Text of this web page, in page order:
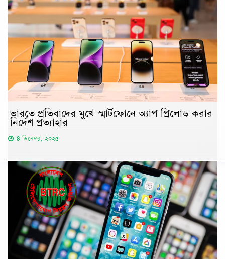
ভারতে প্রতিবাদের মুখে স্মার্টফোনে অ্যাপ প্রিলোড করার
নির্দেশ প্রত্যাহার
৪ ডিসেম্বর, ২০২৫